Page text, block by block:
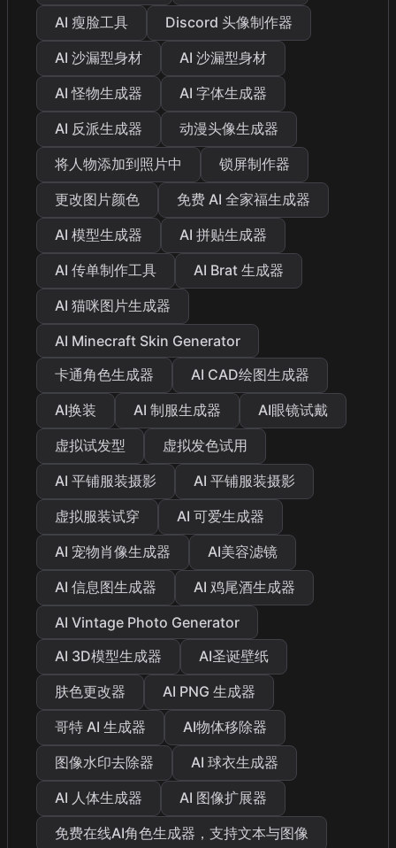
AI 瘦脸工具
Discord 头像制作器
AI 沙漏型身材
AI 沙漏型身材
AI 怪物生成器
AI 字体生成器
AI 反派生成器
动漫头像生成器
将人物添加到照片中
锁屏制作器
更改图片颜色
免费 AI 全家福生成器
AI 模型生成器
AI 拼贴生成器
AI 传单制作工具
AI Brat 生成器
AI 猫咪图片生成器
AI Minecraft Skin Generator
卡通角色生成器
AI CAD绘图生成器
AI换装
AI 制服生成器
AI眼镜试戴
虚拟试发型
虚拟发色试用
AI 平铺服装摄影
AI 平铺服装摄影
虚拟服装试穿
AI 可爱生成器
AI 宠物肖像生成器
AI美容滤镜
AI 信息图生成器
AI 鸡尾酒生成器
AI Vintage Photo Generator
AI 3D模型生成器
AI圣诞壁纸
肤色更改器
AI PNG 生成器
哥特 AI 生成器
AI物体移除器
图像水印去除器
AI 球衣生成器
AI 人体生成器
AI 图像扩展器
免费在线AI角色生成器，支持文本与图像